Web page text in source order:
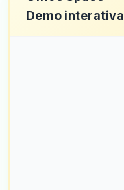
Demo interativa